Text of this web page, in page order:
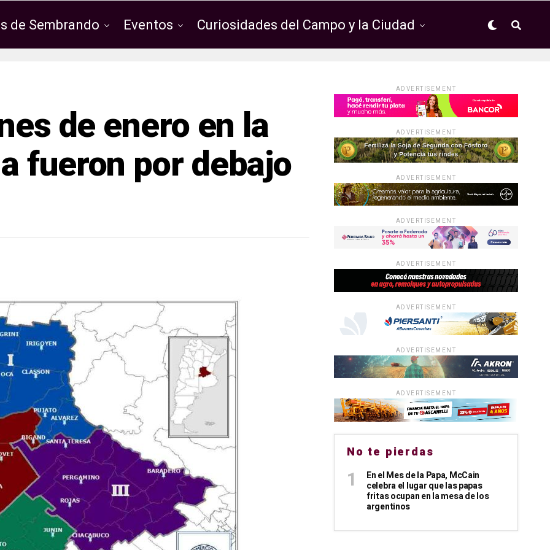
de Sembrando Eventos Curiosidades del Campo y la Ciudad
de enero en la
fueron por debajo
ADVERTISEMENT
ADVERTISEMENT
ADVERTISEMENT
ADVERTISEMENT
ADVERTISEMENT
ADVERTISEMENT
ADVERTISEMENT
ADVERTISEMENT
No te pierdas
En el Mes de la Papa, McCain
celebra el lugar que las papas
fritas ocupan en la mesa de los
argentinos